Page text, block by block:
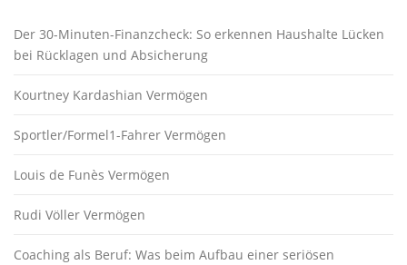
Der 30-Minuten-Finanzcheck: So erkennen Haushalte Lücken
bei Rücklagen und Absicherung
Kourtney Kardashian Vermögen
Sportler/Formel1-Fahrer Vermögen
Louis de Funès Vermögen
Rudi Völler Vermögen
Coaching als Beruf: Was beim Aufbau einer seriösen